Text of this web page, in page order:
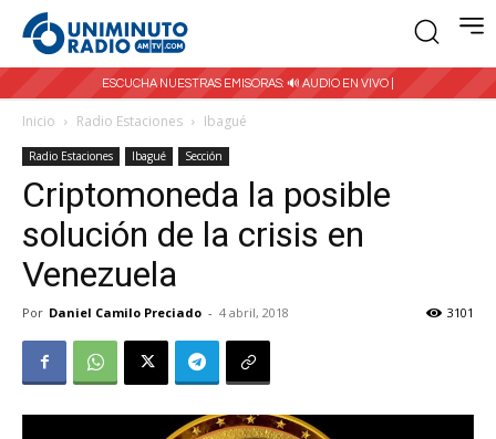
ESCUCHA NUESTRAS EMISORAS: 🔊 AUDIO EN VIVO |
Inicio Radio Estaciones Ibagué
Radio Estaciones Ibagué Sección
Criptomoneda la posible
solución de la crisis en
Venezuela
Por Daniel Camilo Preciado - 4 abril, 2018 3101